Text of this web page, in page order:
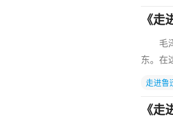
《
毛泽
东。在
走进鲁
《